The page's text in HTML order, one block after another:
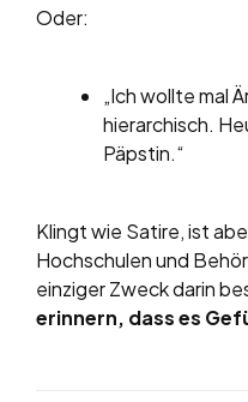
Oder:
„Ich wollte mal
hierarchisch.
Päpstin.“
Klingt wie Satire, ist
Hochschulen und
einziger Zweck darin
erinnern, dass es